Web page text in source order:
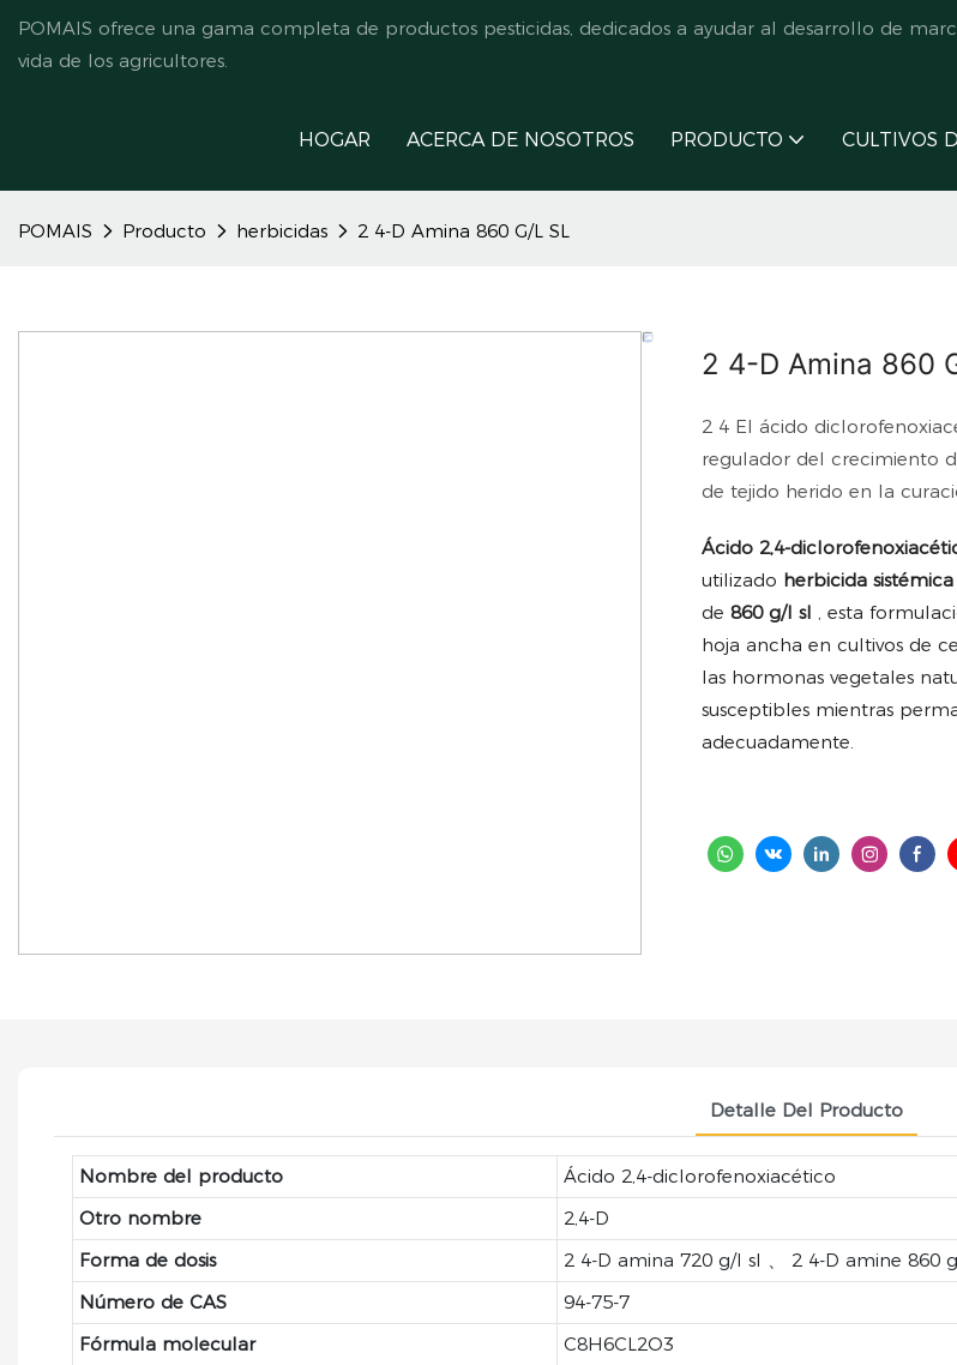
POMAIS ofrece una gama completa de productos pesticidas, dedicados a ayudar al desarrollo de
vida de los agricultores.
HOGAR ACERCA DE NOSOTROS PRODUCTO CULTIVOS
POMAIS Producto herbicidas 2 4-D Amina 860 G/L SL
2 4-D Amina 860
2 4 El ácido
regulador del crecimiento
de tejido herido en la
Ácido 2,4-
utilizado herbicida sistémica
de 860 g/l sl
, esta
hoja ancha en cultivos de
las hormonas vegetales
susceptibles mientras
adecuadamente.
Detalle Del Producto
Nombre del producto
Ácido 2,4-diclorofenoxiacético
Otro nombre
2,4-D
Forma de dosis
2 4-D amina 720 g/l sl 、 2 4-D amine 860
Número de CAS
94-75-7
Fórmula molecular
C8H6CL2O3